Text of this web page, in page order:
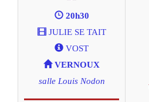
20h30
JULIE SE TAIT
VOST
VERNOUX
salle Louis Nodon